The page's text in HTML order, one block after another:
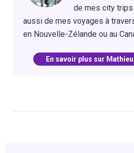
de mes city trips
aussi de mes voyages à
en Nouvelle-Zélande ou au
En savoir plus sur Mathieu